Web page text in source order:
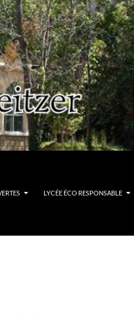
LYCÉE ÉCO RESPONSABLE